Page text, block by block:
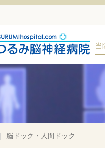
当
脳ドック・人間ドック